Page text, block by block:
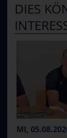
DIES
MI,